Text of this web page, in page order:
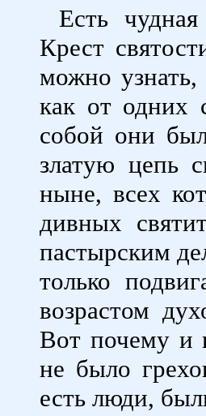
Есть
Крест
можно узнать,
как от одних
собой они
златую цепь
ныне, всех
дивных
пастырским
только
возрастом
Вот почему и
не было
есть люди,